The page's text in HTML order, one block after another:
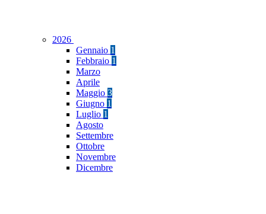
2026
Gennaio 1
Febbraio 1
Marzo
Aprile
Maggio 3
Giugno 1
Luglio 1
Agosto
Settembre
Ottobre
Novembre
Dicembre